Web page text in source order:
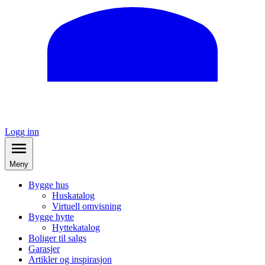
Logg inn
Meny
Bygge hus
Huskatalog
Virtuell omvisning
Bygge hytte
Hyttekatalog
Boliger til salgs
Garasjer
Artikler og inspirasjon